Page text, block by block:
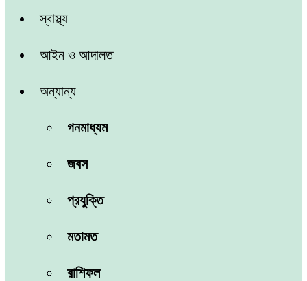
স্বাস্থ্য
আইন ও আদালত
অন্যান্য
গনমাধ্যম
জবস
প্রযুক্তি
মতামত
রাশিফল